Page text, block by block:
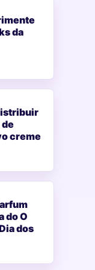
da
de
creme
do O
dos